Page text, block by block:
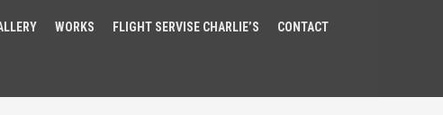
WORKS FLIGHT SERVISE CHARLIE’S CONTACT